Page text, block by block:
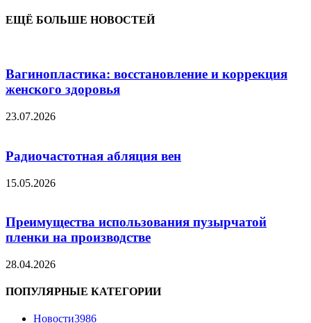
ЕЩЁ БОЛЬШЕ НОВОСТЕЙ
Вагинопластика: восстановление и коррекция
женского здоровья
23.07.2026
Радиочастотная абляция вен
15.05.2026
Преимущества использования пузырчатой
пленки на производстве
28.04.2026
ПОПУЛЯРНЫЕ КАТЕГОРИИ
Новости3986